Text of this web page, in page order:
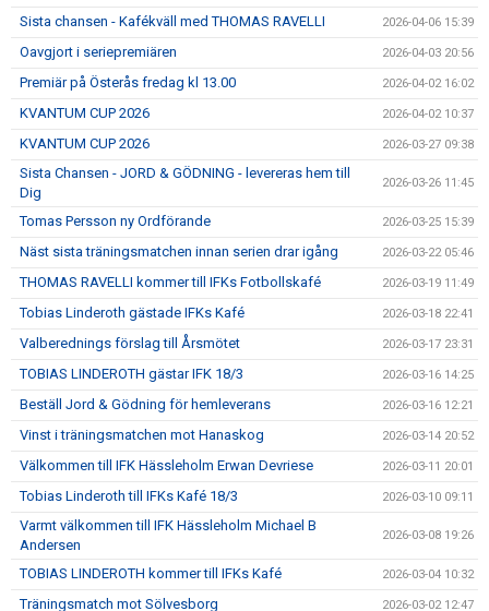
Sista chansen - Kafékväll med THOMAS RAVELLI 2026-04-06 15:39
Oavgjort i seriepremiären 2026-04-03 20:56
Premiär på Österås fredag kl 13.00 2026-04-02 16:02
KVANTUM CUP 2026 2026-04-02 10:37
KVANTUM CUP 2026 2026-03-27 09:38
Sista Chansen - JORD & GÖDNING - levereras hem till
Dig
2026-03-26 11:45
Tomas Persson ny Ordförande 2026-03-25 15:39
Näst sista träningsmatchen innan serien drar igång 2026-03-22 05:46
THOMAS RAVELLI kommer till IFKs Fotbollskafé 2026-03-19 11:49
Tobias Linderoth gästade IFKs Kafé 2026-03-18 22:41
Valberednings förslag till Årsmötet 2026-03-17 23:31
TOBIAS LINDEROTH gästar IFK 18/3 2026-03-16 14:25
Beställ Jord & Gödning för hemleverans 2026-03-16 12:21
Vinst i träningsmatchen mot Hanaskog 2026-03-14 20:52
Välkommen till IFK Hässleholm Erwan Devriese 2026-03-11 20:01
Tobias Linderoth till IFKs Kafé 18/3 2026-03-10 09:11
Varmt välkommen till IFK Hässleholm Michael B
Andersen
2026-03-08 19:26
TOBIAS LINDEROTH kommer till IFKs Kafé 2026-03-04 10:32
Träningsmatch mot Sölvesborg 2026-03-02 12:47